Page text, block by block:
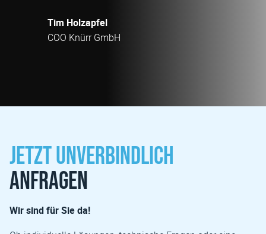
Tim Holzapfel
COO Knürr GmbH
Jetzt unverbindlich
anfragen
Wir sind für Sie da!